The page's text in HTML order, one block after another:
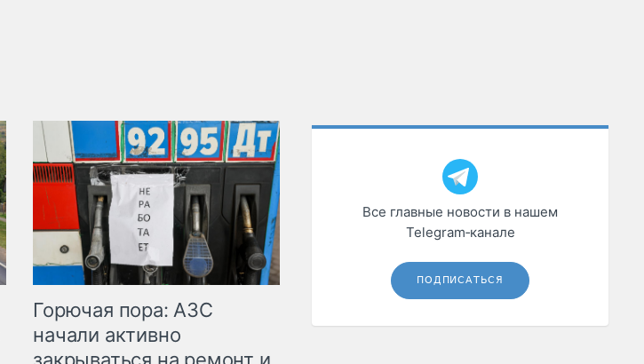
Горючая пора: АЗС
начали активно
Все главные новости в нашем
Telegram‑канале
ПОДПИСАТЬСЯ